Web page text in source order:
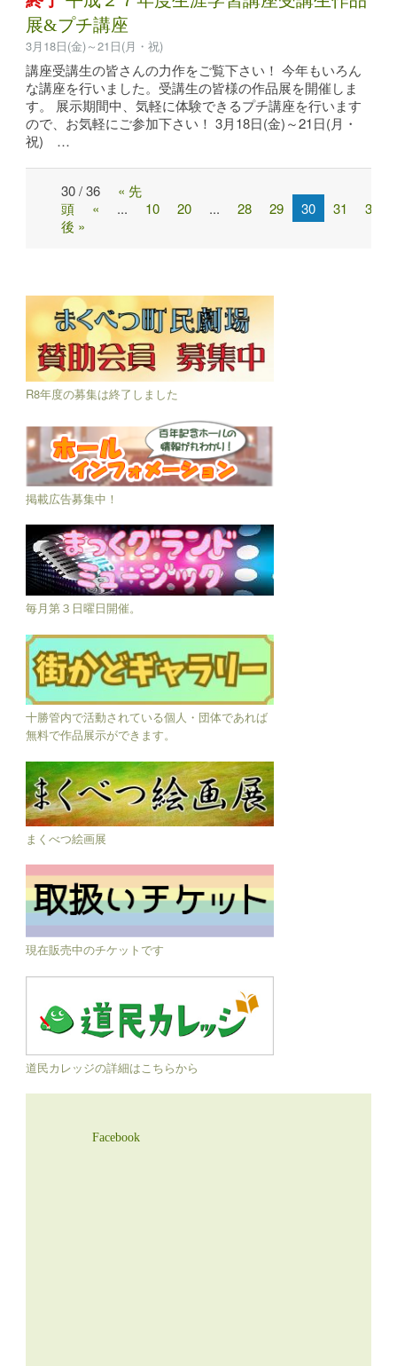
展&プチ講座
3月18日(金)～21日(月・祝)
講座受講生の皆さんの力作をご覧下さい！ 今年もいろん
な講座を行いました。受講生の皆様の作品展を開催しま
す。 展示期間中、気軽に体験できるプチ講座を行います
ので、お気軽にご参加下さい！ 3月18日(金)～21日(月・
祝) …
Post
navigation
30 / 36
« 先
頭
« ... 10 20 ... 28 29 30 31
32
後 »
R8年度の募集は終了しました
掲載広告募集中！
毎月第３日曜日開催。
十勝管内で活動されている個人・団体であれば
無料で作品展示ができます。
まくべつ絵画展
現在販売中のチケットです
道民カレッジの詳細はこちらから
Facebook